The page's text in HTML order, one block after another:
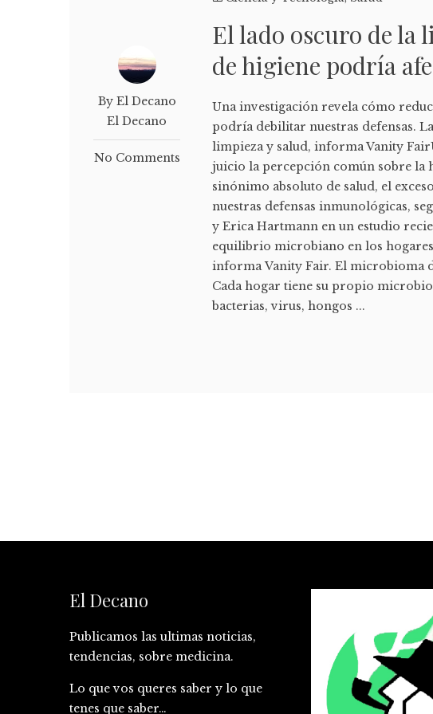
By El Decano
El Decano
No Comments
El lado oscuro de la
de higiene podría
Una investigación revela cómo
podría debilitar nuestras defensas.
limpieza y salud, informa Vanity
juicio la percepción común sobre la
sinónimo absoluto de salud, el
nuestras defensas inmunológicas,
y Erica Hartmann en un estudio
equilibrio microbiano en los hogares
informa Vanity Fair. El microbioma
Cada hogar tiene su propio
bacterias, virus, hongos ...
El Decano
Publicamos las ultimas noticias,
tendencias, sobre medicina.
Lo que vos queres saber y lo que
tenes que saber…